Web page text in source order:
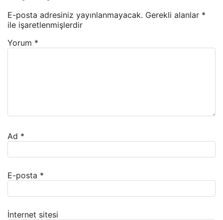
E-posta adresiniz yayınlanmayacak. Gerekli alanlar *
ile işaretlenmişlerdir
Yorum *
Ad *
E-posta *
İnternet sitesi